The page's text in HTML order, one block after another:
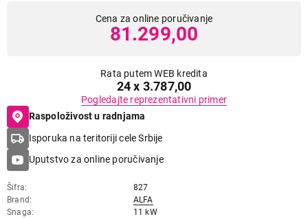
Cena za online poručivanje
81.299,00
Rata putem WEB kredita
24 x 3.787,00
Pogledajte reprezentativni primer
Raspoloživost u radnjama
Isporuka na teritoriji cele Srbije
Uputstvo za online poručivanje
Šifra
827
Brand
ALFA
Snaga
11 kW